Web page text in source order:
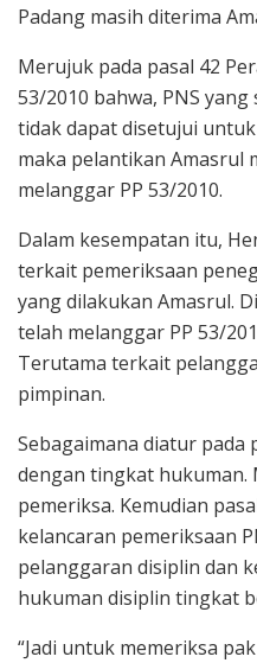
Padang masih diterima
Merujuk pada pasal 42
53/2010 bahwa, PNS
tidak dapat disetujui
maka pelantikan Amasrul
melanggar PP 53/2010.
Dalam kesempatan itu,
terkait pemeriksaan
yang dilakukan Amasrul.
telah melanggar PP 53/
Terutama terkait
pimpinan.
Sebagaimana diatur pada
dengan tingkat hukuman.
pemeriksa. Kemudian
kelancaran pemeriksaan
pelanggaran disiplin dan
hukuman disiplin tingkat
“Jadi untuk memeriksa